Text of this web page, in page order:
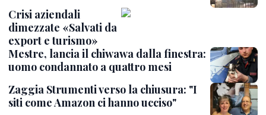
Crisi aziendali
dimezzate «Salvati da
export e turismo»
Mestre, lancia il chiwawa dalla finestra:
uomo condannato a quattro mesi
Zaggia Strumenti verso la chiusura: "I
siti come Amazon ci hanno ucciso"